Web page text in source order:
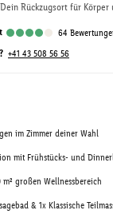
Rückzugsort für Körper
64
+41 43 508 56 56
im Zimmer deiner Wahl
mit Frühstücks- und
großen Wellnessbereich
& 1x Klassische